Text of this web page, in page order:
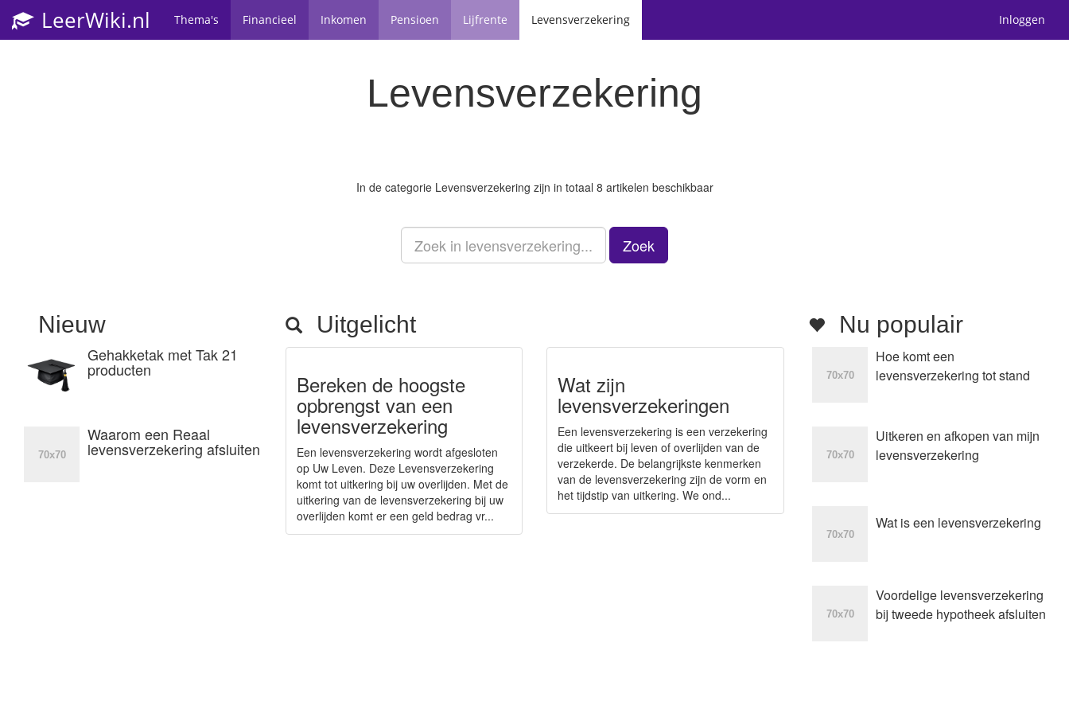
LeerWiki.nl Thema's Financieel Inkomen Pensioen Lijfrente Levensverzekering Inloggen
Levensverzekering
In de categorie Levensverzekering zijn in totaal 8 artikelen beschikbaar
Zoek
Nieuw
Gehakketak met Tak 21
producten
Waarom een Reaal
levensverzekering afsluiten
Uitgelicht
Bereken de hoogste
opbrengst van een
levensverzekering
Een levensverzekering wordt afgesloten
op Uw Leven. Deze Levensverzekering
komt tot uitkering bij uw overlijden. Met de
uitkering van de levensverzekering bij uw
overlijden komt er een geld bedrag vr...
Wat zijn
levensverzekeringen
Een levensverzekering is een verzekering
die uitkeert bij leven of overlijden van de
verzekerde. De belangrijkste kenmerken
van de levensverzekering zijn de vorm en
het tijdstip van uitkering. We ond...
Nu populair
Hoe komt een
levensverzekering tot stand
Uitkeren en afkopen van mijn
levensverzekering
Wat is een levensverzekering
Voordelige levensverzekering
bij tweede hypotheek afsluiten